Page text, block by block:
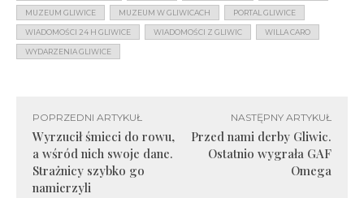
MUZEUM GLIWICE MUZEUM W GLIWICACH PORTAL GLIWICE
WIADOMOŚCI 24 H GLIWICE WIADOMOŚCI Z GLIWIC WILLA CARO
WYDARZENIA GLIWICE
POPRZEDNI ARTYKUŁ
Wyrzucił śmieci do rowu,
a wśród nich swoje dane.
Strażnicy szybko go
namierzyli
NASTĘPNY ARTYKUŁ
Przed nami derby Gliwic.
Ostatnio wygrała GAF
Omega